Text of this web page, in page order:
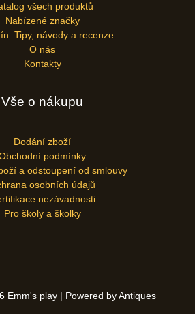
všech produktů
Nabízené značky
Tipy, návody a recenze
O nás
Kontakty
Vše o nákupu
Dodání zboží
podmínky
a odstoupení od smlouvy
osobních údajů
nezávadnosti
Pro školy a školky
Emm's play | Powered by Antiques